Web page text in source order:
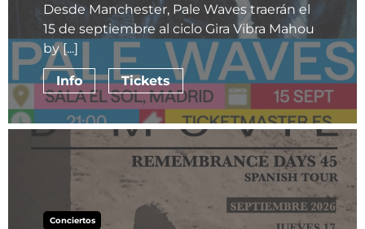
Desde Manchester, Pale Waves traerán el
15 de septiembre al ciclo Gira Vibra Mahou
by [...]
Info Tickets
Conciertos